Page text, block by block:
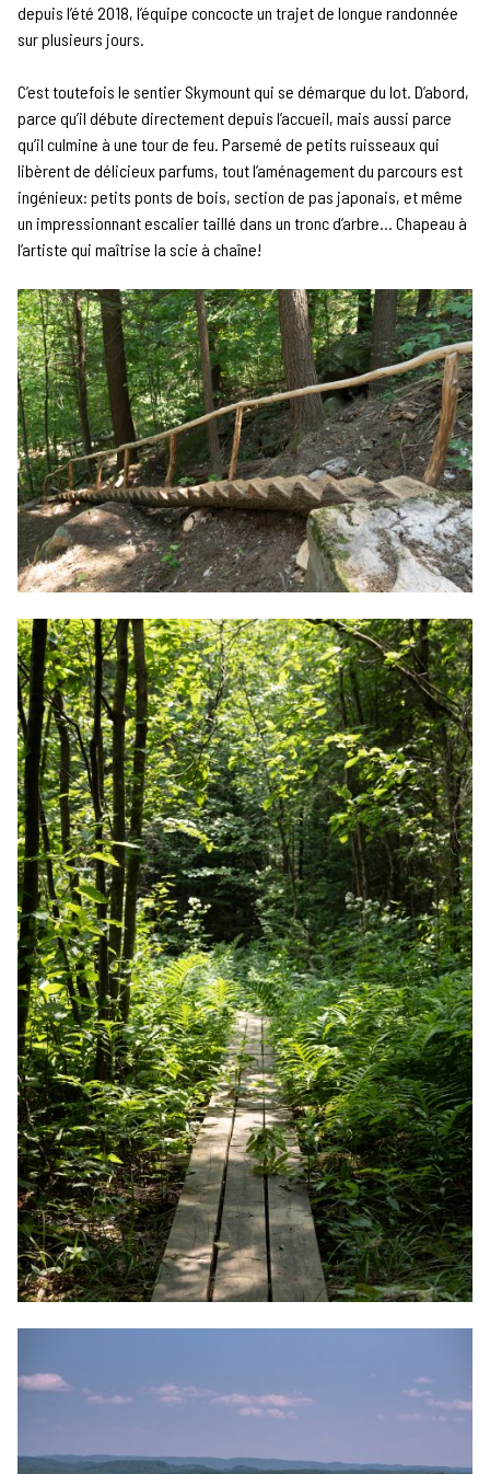
depuis l’été 2018, l’équipe concocte un trajet de longue randonnée
sur plusieurs jours.
C’est toutefois le sentier Skymount qui se démarque du lot. D’abord,
parce qu’il débute directement depuis l’accueil, mais aussi parce
qu’il culmine à une tour de feu. Parsemé de petits ruisseaux qui
libèrent de délicieux parfums, tout l’aménagement du parcours est
ingénieux: petits ponts de bois, section de pas japonais, et même
un impressionnant escalier taillé dans un tronc d’arbre… Chapeau à
l’artiste qui maîtrise la scie à chaîne!